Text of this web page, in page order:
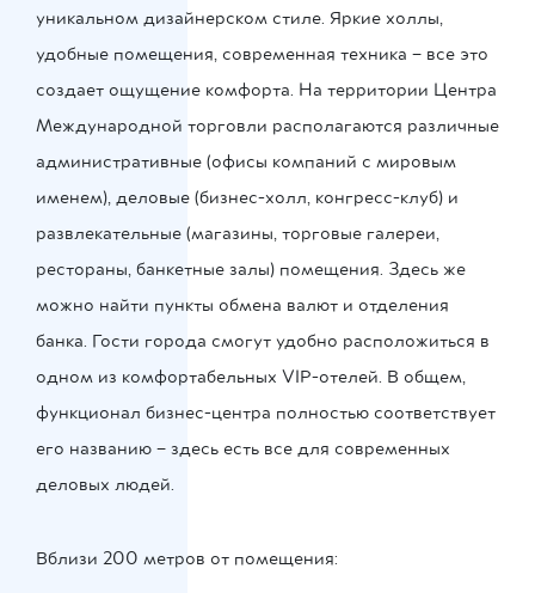
уникальном дизайнерском стиле. Яркие холлы,
удобные помещения, современная техника – все это
создает ощущение комфорта. На территории Центра
Международной торговли располагаются различные
административные (офисы компаний с мировым
именем), деловые (бизнес-холл, конгресс-клуб) и
развлекательные (магазины, торговые галереи,
рестораны, банкетные залы) помещения. Здесь же
можно найти пункты обмена валют и отделения
банка. Гости города смогут удобно расположиться в
одном из комфортабельных VIP-отелей. В общем,
функционал бизнес-центра полностью соответствует
его названию – здесь есть все для современных
деловых людей.
Вблизи 200 метров от помещения: